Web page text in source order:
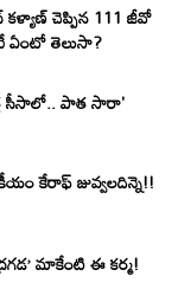
కళ్యాణ్ చెప్పిన 111 జీవో
ఏంటో తెలుసా?
సీసాలో.. పాత సారా'
కేరాఫ్ జువ్వలదిన్నె!!
మాకేంటి ఈ కర్మ!